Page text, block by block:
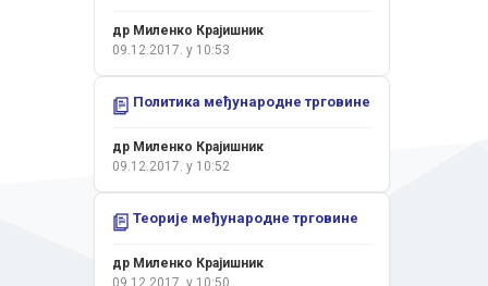
др Миленко Крајишник
09.12.2017. у 10:53
Политика међународне трговине
др Миленко Крајишник
09.12.2017. у 10:52
Теорије међународне трговине
др Миленко Крајишник
09.12.2017. у 10:50